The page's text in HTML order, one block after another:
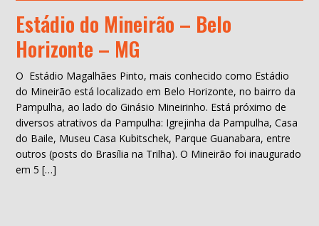
Estádio do Mineirão – Belo
Horizonte – MG
O Estádio Magalhães Pinto, mais conhecido como Estádio
do Mineirão está localizado em Belo Horizonte, no bairro da
Pampulha, ao lado do Ginásio Mineirinho. Está próximo de
diversos atrativos da Pampulha: Igrejinha da Pampulha, Casa
do Baile, Museu Casa Kubitschek, Parque Guanabara, entre
outros (posts do Brasília na Trilha). O Mineirão foi inaugurado
em 5 […]